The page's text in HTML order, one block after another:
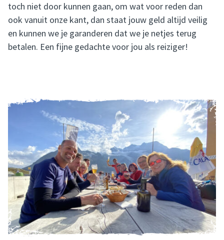
toch niet door kunnen gaan, om wat voor reden dan
ook vanuit onze kant, dan staat jouw geld altijd veilig
en kunnen we je garanderen dat we je netjes terug
betalen. Een fijne gedachte voor jou als reiziger!